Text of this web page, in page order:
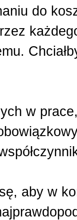
do
w
aby w